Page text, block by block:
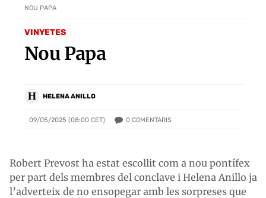
VINYETES
Nou Papa
H HELENA ANILLO
09/05/2025 (08:00 CET) 0 COMENTARIS
NOU PAPA
Robert Prevost ha estat escollit com a nou pontífex
per part dels membres del conclave i Helena Anillo ja
l’adverteix de no ensopegar amb les sorpreses que